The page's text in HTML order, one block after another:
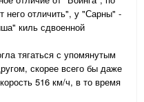
него отличить", у "Сарны" -
киль сдвоенной
тягаться с упомянутым
скорее всего бы даже
516 км/ч, в то время